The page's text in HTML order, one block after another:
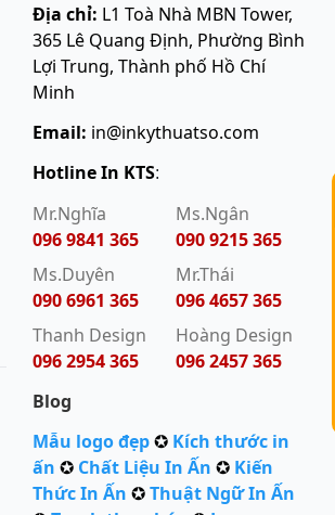
Địa chỉ: L1 Toà Nhà MBN Tower,
365 Lê Quang Định, Phường Bình
Lợi Trung, Thành phố Hồ Chí
Minh
Email: in@inkythuatso.com
Hotline In KTS:
Mr.Nghĩa
096 9841 365
Ms.Ngân
090 9215 365
Ms.Duyên
090 6961 365
Mr.Thái
096 4657 365
Thanh Design
096 2954 365
Hoàng Design
096 2457 365
Blog
Mẫu logo đẹp✪ Kích thước in
ấn ✪ Chất Liệu In Ấn ✪ Kiến
Thức In Ấn ✪Thuật Ngữ In Ấn